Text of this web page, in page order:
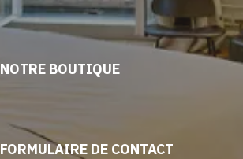
NOTRE BOUTIQUE
FORMULAIRE DE CONTACT